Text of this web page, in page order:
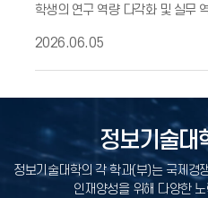
학생의 연구 역량 다각화 및 실무
2026.06.05
정보기술대
정보기술대학의 각 학과(부)는 국제경
인재양성을 위해 다양한